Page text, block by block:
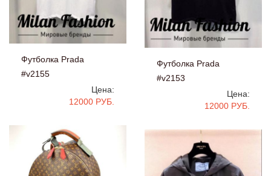
Футболка Prada
#v2155
Цена:
12000 РУБ.
Футболка Prada
#v2153
Цена:
12000 РУБ.